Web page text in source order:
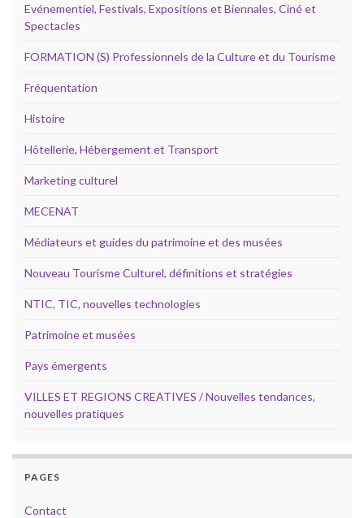
Evénementiel, Festivals, Expositions et Biennales, Ciné et
Spectacles
FORMATION (S) Professionnels de la Culture et du Tourisme
Fréquentation
Histoire
Hôtellerie, Hébergement et Transport
Marketing culturel
MECENAT
Médiateurs et guides du patrimoine et des musées
Nouveau Tourisme Culturel, définitions et stratégies
NTIC, TIC, nouvelles technologies
Patrimoine et musées
Pays émergents
VILLES ET REGIONS CREATIVES / Nouvelles tendances,
nouvelles pratiques
PAGES
Contact